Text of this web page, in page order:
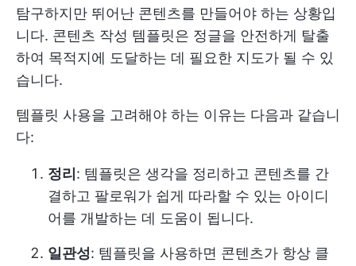
탐구하지만 뛰어난 콘텐츠를 만들어야 하는 상황입
니다. 콘텐츠 작성 템플릿은 정글을 안전하게 탈출
하여 목적지에 도달하는 데 필요한 지도가 될 수 있
습니다.
템플릿 사용을 고려해야 하는 이유는 다음과 같습니
다:
정리 : 템플릿은 생각을 정리하고 콘텐츠를 간
결하고 팔로워가 쉽게 따라할 수 있는 아이디
어를 개발하는 데 도움이 됩니다.
일관성: 템플릿을 사용하면 콘텐츠가 항상 클